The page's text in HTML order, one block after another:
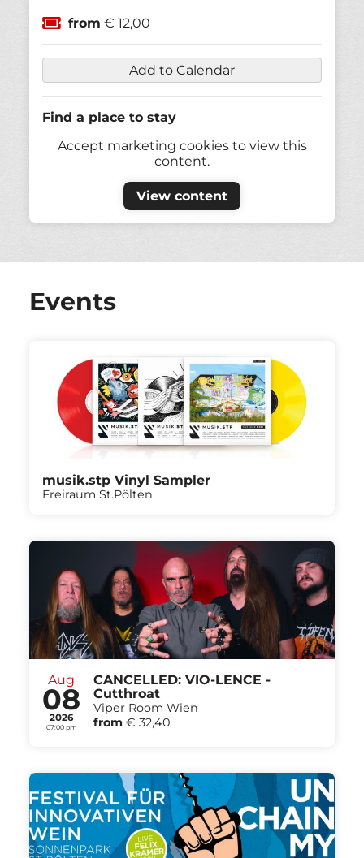
from € 12,00
Add to Calendar
Find a place to stay
Accept marketing cookies to view this
content.
View content
Events
musik.stp Vinyl Sampler
Freiraum St.Pölten
Aug
08
2026
07:00 pm
CANCELLED: VIO-LENCE -
Cutthroat
Viper Room Wien
from € 32,40